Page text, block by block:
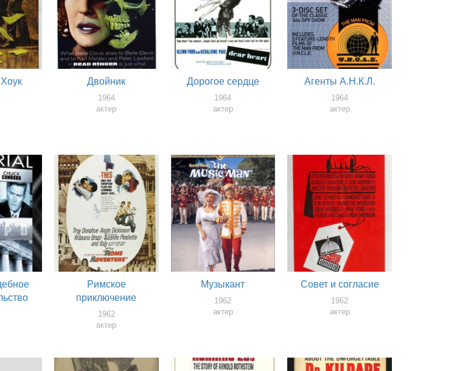
Двойник
1964
актер
Дорогое сердце
1964
актер
Агенты А.Н.К.Л.
1964
актер
Римское
приключение
1962
актер
Музыкант
1962
актер
Совет и согласие
1962
актер